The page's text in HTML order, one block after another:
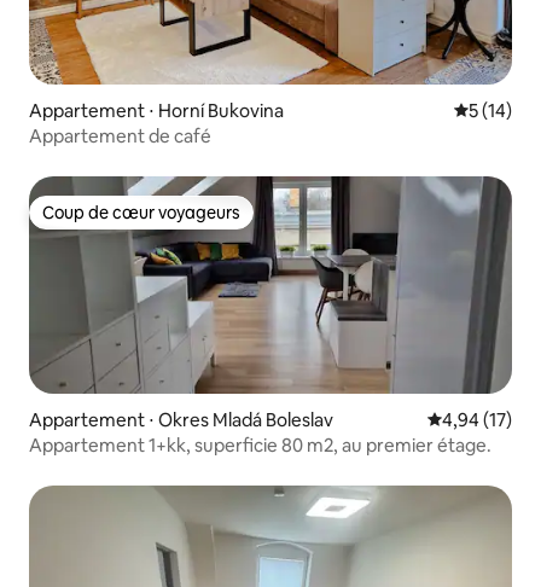
Appartement ⋅ Horní Bukovina
5 (14)
Appartement de café
Coup de cœur voyageurs
Coup de cœur voyageurs
Appartement ⋅ Okres Mladá Boleslav Évaluation
4,94 (17)
Appartement 1+kk, superficie 80 m2, au premier étage.